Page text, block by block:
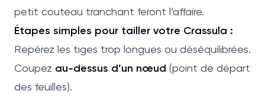
petit couteau tranchant feront l’affaire.
Étapes simples pour tailler votre Crassula :
Repérez les tiges trop longues ou déséquilibrées.
Coupez au-dessus d’un nœud (point de départ
des feuilles).